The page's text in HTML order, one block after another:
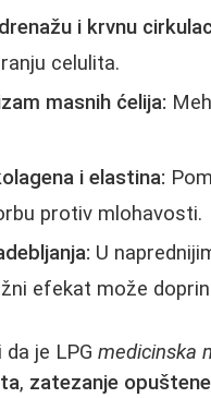
i krvnu
celulita.
masnih ćelija:
i elastina:
protiv mlohavosti.
U
efekat može
da je LPGmedicinska
, zatezanje